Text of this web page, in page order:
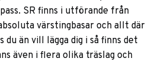
SR finns i utförande från
värstingbasar och allt där
än vill lägga dig i så finns det
även i flera olika träslag och